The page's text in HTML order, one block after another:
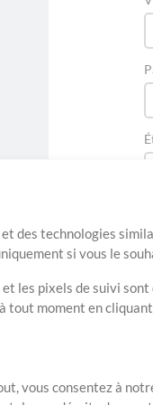
des technologies
si vous le
les pixels de suivi
tout moment en
vous consentez à
A propos de